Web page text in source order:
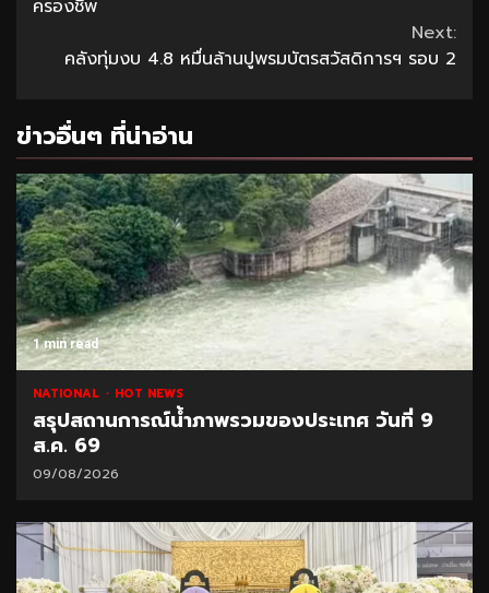
ครองชีพ
Next:
คลังทุ่มงบ 4.8 หมื่นล้านปูพรมบัตรสวัสดิการฯ รอบ 2
ข่าวอื่นๆ ที่น่าอ่าน
1 min read
NATIONAL HOT NEWS
สรุปสถานการณ์น้ำภาพรวมของประเทศ วันที่ 9
ส.ค. 69
09/08/2026